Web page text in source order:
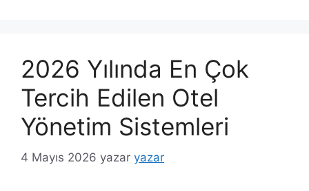
2026 Yılında En Çok
Tercih Edilen Otel
Yönetim Sistemleri
4 Mayıs 2026 yazar yazar